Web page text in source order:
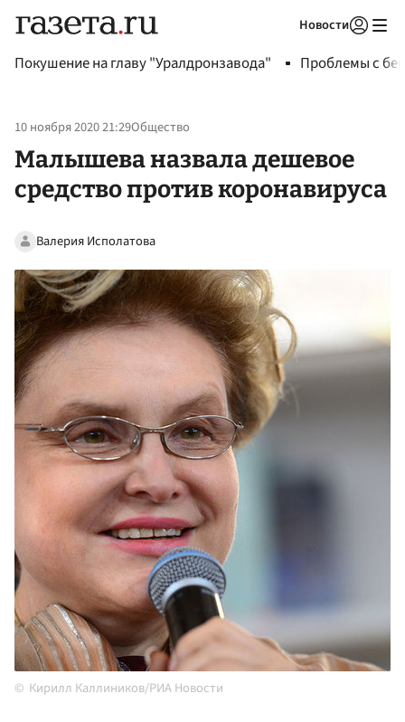
Новости
Покушение на главу "Уралдронзавода" Проблемы с
10 ноября 2020 21:29Общество
Малышева назвала дешевое
средство против коронавируса
Валерия Исполатова
Кирилл Каллиников/РИА Новости